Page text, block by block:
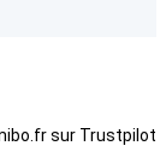
sur Trustpilot